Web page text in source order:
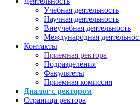
Учебная деятельность
Научная деятельность
Внеучебная деятельность
Международная
Контакты
Приемная ректора
Подразделения
Факультеты
Приемная комиссия
Диалог с ректором
Страница ректора